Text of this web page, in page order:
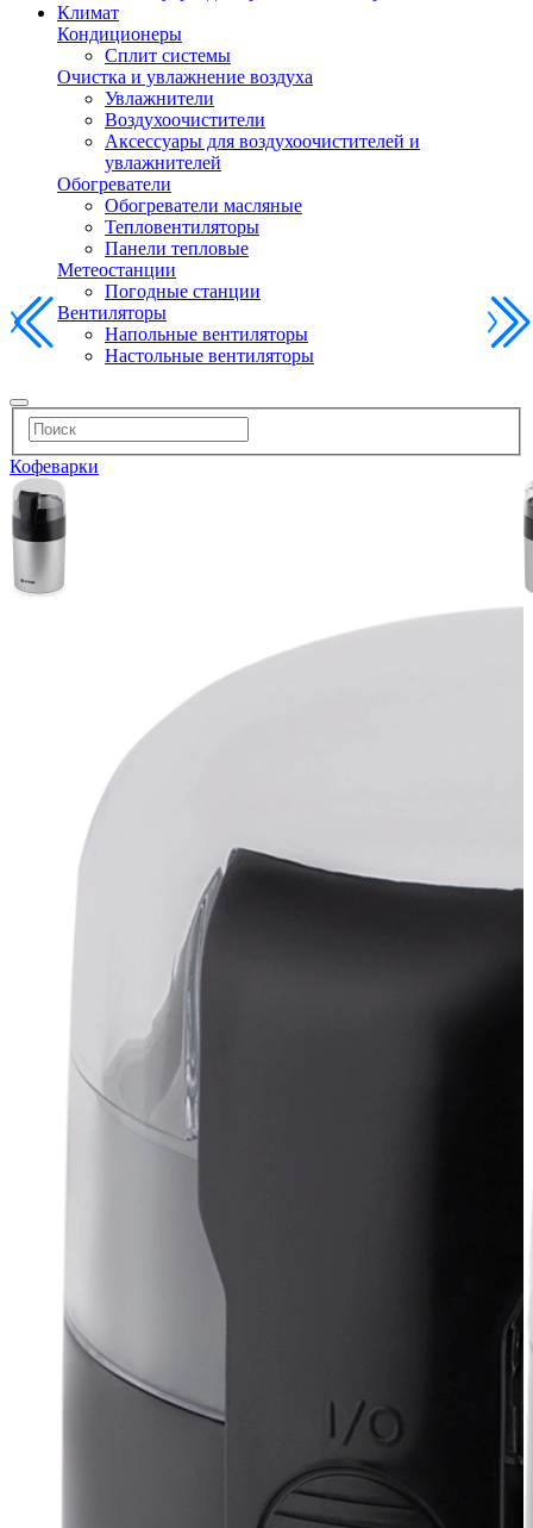
Климат
Кондиционеры
Сплит системы
Очистка и увлажнение воздуха
Увлажнители
Воздухоочистители
Аксессуары для воздухоочистителей и
увлажнителей
Обогреватели
Обогреватели масляные
Тепловентиляторы
Панели тепловые
Метеостанции
Погодные станции
Вентиляторы
Напольные вентиляторы
Настольные вентиляторы
Кофеварки